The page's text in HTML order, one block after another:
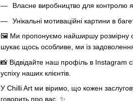
Власне виробництво для контролю
Унікальні мотиваційні картини в
🖼️ Ми пропонуємо найширшу розмірну
шукає щось особливе, ми із
📸 Відвідайте наш профіль в Instagram
успіху наших клієнтів.
У Chilli Art ми віримо, що кожен
говорить про вас. ✨